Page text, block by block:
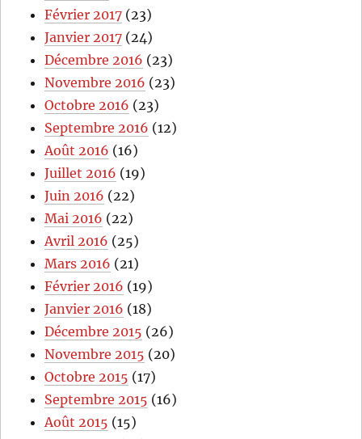
Février 2017 (23)
Janvier 2017 (24)
Décembre 2016 (23)
Novembre 2016 (23)
Octobre 2016 (23)
Septembre 2016 (12)
Août 2016 (16)
Juillet 2016 (19)
Juin 2016 (22)
Mai 2016 (22)
Avril 2016 (25)
Mars 2016 (21)
Février 2016 (19)
Janvier 2016 (18)
Décembre 2015 (26)
Novembre 2015 (20)
Octobre 2015 (17)
Septembre 2015 (16)
Août 2015 (15)